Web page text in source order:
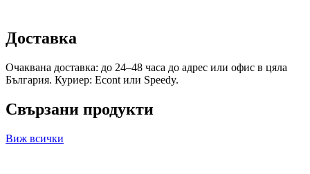
Доставка
Очаквана доставка: до 24–48 часа до адрес или офис в цяла
България. Куриер: Econt или Speedy.
Свързани продукти
Виж всички